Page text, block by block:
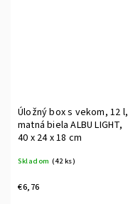
Úložný box s vekom, 12 l,
matná biela ALBU LIGHT,
40 x 24 x 18 cm
Skladom (42 ks)
€6,76